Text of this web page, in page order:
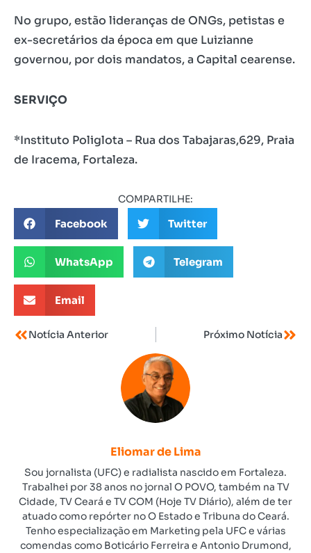
No grupo, estão lideranças de ONGs, petistas e
ex-secretários da época em que Luizianne
governou, por dois mandatos, a Capital cearense.
SERVIÇO
*Instituto Poliglota – Rua dos Tabajaras,629, Praia
de Iracema, Fortaleza.
COMPARTILHE:
Facebook Twitter
WhatsApp Telegram
Email
Notícia Anterior Próximo Notícia
Eliomar de Lima
Sou jornalista (UFC) e radialista nascido em Fortaleza.
Trabalhei por 38 anos no jornal O POVO, também na TV
Cidade, TV Ceará e TV COM (Hoje TV Diário), além de ter
atuado como repórter no O Estado e Tribuna do Ceará.
Tenho especialização em Marketing pela UFC e várias
comendas como Boticário Ferreira e Antonio Drumond,